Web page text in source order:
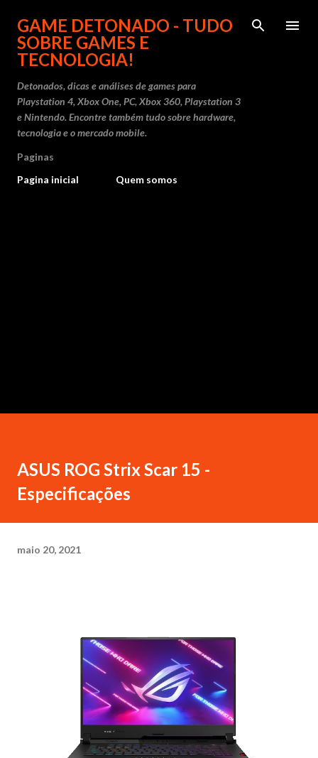
Pular para o conteúdo principal
GAME DETONADO - TUDO
SOBRE GAMES E
TECNOLOGIA!
Detonados, dicas e análises de games para
Playstation 4, Xbox One, PC, Xbox 360, Playstation 3
e Nintendo. Encontre também tudo sobre hardware,
tecnologia e o mercado mobile.
Paginas
Pagina inicial
Quem somos
ASUS ROG Strix Scar 15 -
Especificações
maio 20, 2021